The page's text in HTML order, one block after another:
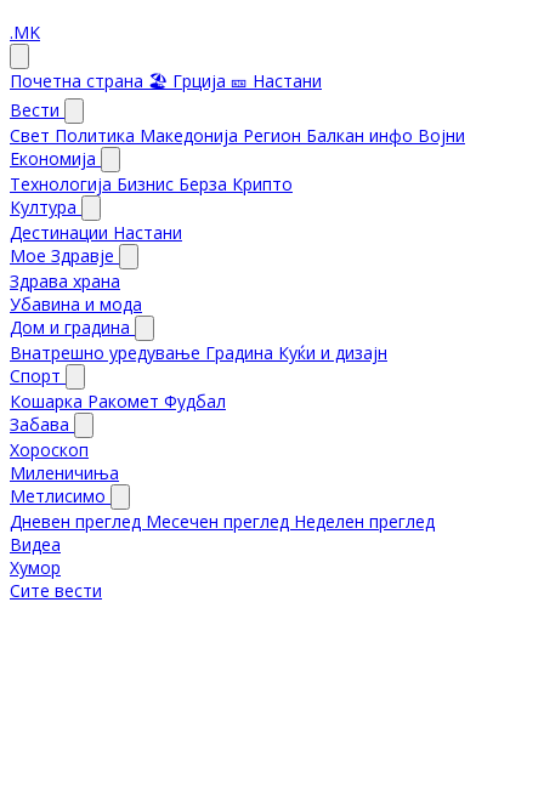
.MK
Почетна страна 🏖️ Грција 🎫 Настани
Вести
Свет Политика Македонија Регион Балкан инфо Војни
Економија
Технологија Бизнис Берза Крипто
Култура
Дестинации Настани
Мое Здравје
Здрава храна
Убавина и мода
Дом и градина
Внатрешно уредување Градина Куќи и дизајн
Спорт
Кошарка Ракомет Фудбал
Забава
Хороскоп
Миленичиња
Метлисимо
Дневен преглед Месечен преглед Неделен преглед
Видеа
Хумор
Сите вести